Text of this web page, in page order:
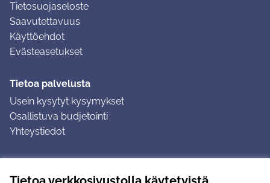
Tietosuojaseloste
Saavutettavuus
Käyttöehdot
Evästeasetukset
Tietoa palvelusta
Usein kysytyt kysymykset
Osallistuva budjetointi
Yhteystiedot